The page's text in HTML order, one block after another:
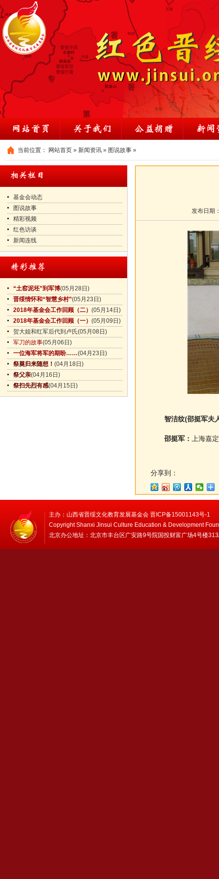
当前位置： 网站首页 » 新闻资讯 » 图说故事 »
基金会动态
图说故事
精彩视频
红色访谈
新闻连线
“土窑泥坯”到军博(05月28日)
晋绥情怀和“智慧乡村”(05月23日)
2018年基金会工作回顾（二） (05月14日)
2018年基金会工作回顾（一） (05月09日)
贺大姐和红军后代到卢氏(05月08日)
军刀的故事(05月06日)
一位海军将军的期盼……(04月23日)
祭奠归来随想！ (04月18日)
祭父亲(04月16日)
祭扫先烈有感(04月15日)
发布日期
智洁纹(邵挺军夫
邵挺军： 上海嘉
分享到：
主办：山西省晋绥文化教育发展基金会 晋ICP备15001143号-1
Copyright Shanxi Jinsui Culture Education & Development
北京办公地址：北京市丰台区广安路9号院国投财富广场4号楼